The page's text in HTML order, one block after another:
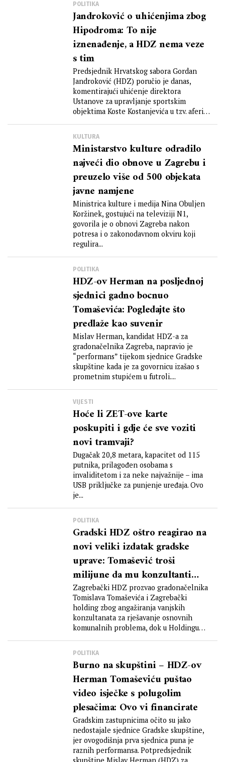
POLITIKA
Jandroković o uhićenjima zbog
Hipodroma: To nije
iznenađenje, a HDZ nema veze
s tim
Predsjednik Hrvatskog sabora Gordan
Jandroković (HDZ) poručio je danas,
komentirajući uhićenje direktora
Ustanove za upravljanje sportskim
objektima Koste Kostanjevića u tzv. aferi
KULTURA
Ministarstvo kulture odradilo
najveći dio obnove u Zagrebu i
preuzelo više od 500 objekata
javne namjene
Ministrica kulture i medija Nina Obuljen
Koržinek, gostujući na televiziji N1,
govorila je o obnovi Zagreba nakon
potresa i o zakonodavnom okviru koji
regulira...
POLITIKA
HDZ-ov Herman na posljednoj
sjednici gadno bocnuo
Tomaševića: Pogledajte što
predlaže kao suvenir
Mislav Herman, kandidat HDZ-a za
gradonačelnika Zagreba, napravio je
“performans” tijekom sjednice Gradske
skupštine kada je za govornicu izašao s
prometnim stupićem u futroli....
VIJESTI
Hoće li ZET-ove karte
poskupiti i gdje će sve voziti
novi tramvaji?
Dugačak 20,8 metara, kapacitet od 115
putnika, prilagođen osobama s
invaliditetom i za neke najvažnije – ima
USB priključke za punjenje uređaja. Ovo
je...
POLITIKA
Gradski HDZ oštro reagirao na
novi veliki izdatak gradske
uprave: Tomašević troši
milijune da mu konzultanti
kažu kako kositi travu
Zagrebački HDZ prozvao gradonačelnika
Tomislava Tomaševića i Zagrebački
holding zbog angažiranja vanjskih
konzultanata za rješavanje osnovnih
komunalnih problema, dok u Holdingu
POLITIKA
Burno na skupštini – HDZ-ov
Herman Tomaševiću puštao
video isječke s polugolim
plesačima: Ovo vi financirate
Gradskim zastupnicima očito su jako
nedostajale sjednice Gradske skupštine,
jer ovogodišnja prva sjednica puna je
raznih performansa. Potpredsjednik